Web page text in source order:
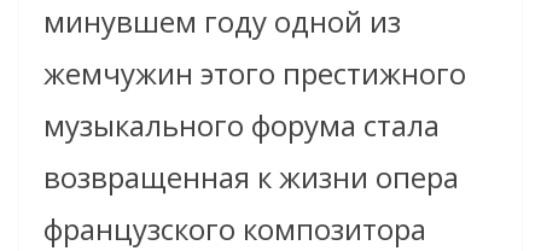
минувшем году одной из
жемчужин этого престижного
музыкального форума стала
возвращенная к жизни опера
французского композитора